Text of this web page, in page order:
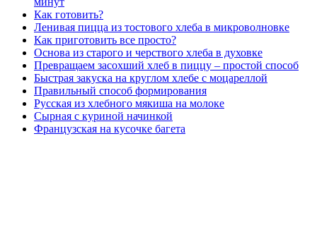
Как готовить?
Ленивая пицца из тостового хлеба в микроволновке
Как приготовить все просто?
Основа из старого и черствого хлеба в духовке
Превращаем засохший хлеб в пиццу – простой способ
Быстрая закуска на круглом хлебе с моцареллой
Правильный способ формирования
Русская из хлебного мякиша на молоке
Сырная с куриной начинкой
Французская на кусочке багета